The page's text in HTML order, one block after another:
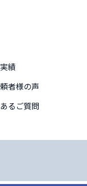
績
者様の声
るご質問